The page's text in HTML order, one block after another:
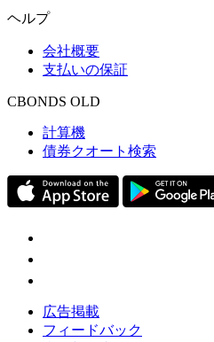
ヘルプ
会社概要
支払いの保証
CBONDS OLD
計算機
債券クオート検索
広告掲載
フィードバック